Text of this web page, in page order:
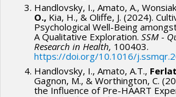
Handlovsky, I., Amato, A.,
O., Kia, H., & Oliffe, J. (2024).
Psychological Well-Being
A Qualitative Exploration. SSM -
Research in Health, 100403.
https://doi.org/10.1016/
Handlovsky, I., Amato, A.T.,
Gagnon, M., & Worthington, C.
the Influence of Pre-HAART